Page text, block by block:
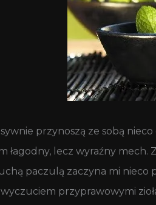
przynoszą ze sobą
łagodny, lecz wyraźny
paczulą zaczyna mi
przyprawowymi